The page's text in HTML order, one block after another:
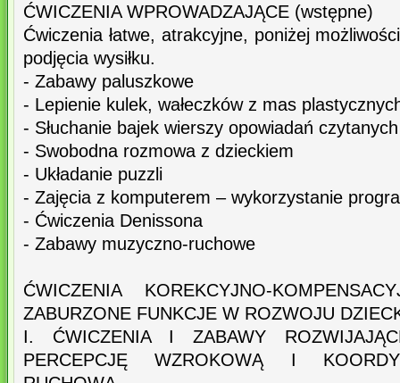
ĆWICZENIA WPROWADZAJĄCE (wstępne)
Ćwiczenia łatwe, atrakcyjne, poniżej
podjęcia wysiłku.
- Zabawy paluszkowe
- Lepienie kulek, wałeczków z mas
- Słuchanie bajek wierszy opowiadań
- Swobodna rozmowa z dzieckiem
- Układanie puzzli
- Zajęcia z komputerem – wykorzystanie
- Ćwiczenia Denissona
- Zabawy muzyczno-ruchowe
ĆWICZENIA KOREKCYJNO-
ZABURZONE FUNKCJE W ROZWOJU
I. ĆWICZENIA I ZABAWY
PERCEPCJĘ WZROKOWĄ I